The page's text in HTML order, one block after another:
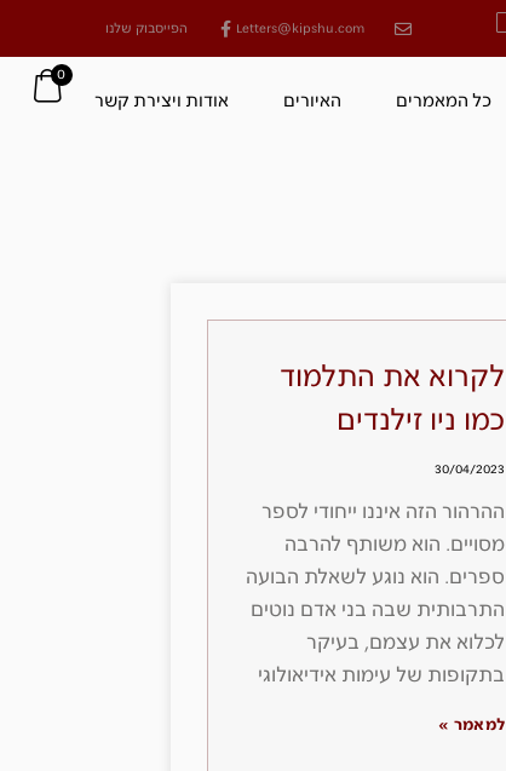
Letters@kipshu.com הפייסבוק שלנו
כל המאמרים האיורים אודות ויצירת קשר
0
לקרוא את התלמוד
כמו ניו זילנדים
30/04/2023
ההרהור הזה איננו ייחודי לספר
מסויים. הוא משותף להרבה
ספרים. הוא נוגע לשאלת הבועה
התרבותית שבה בני אדם נוטים
לכלוא את עצמם, בעיקר
בתקופות של עימות אידיאולוגי
למאמר »